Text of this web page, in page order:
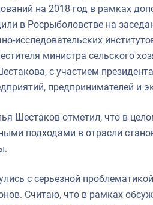
на 2018 год в рамках
в Росрыболовстве на
исследовательских
министра сельского
с участием
предпринимателей и
Шестаков отметил, что в
подходами в отрасли
с серьезной
Считаю, что в рамках